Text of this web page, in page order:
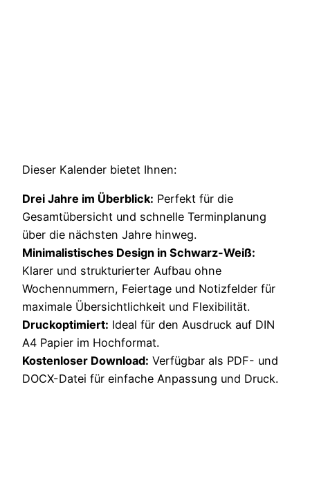
Dieser Kalender bietet Ihnen:
Drei Jahre im Überblick: Perfekt für die
Gesamtübersicht und schnelle Terminplanung
über die nächsten Jahre hinweg.
Minimalistisches Design in Schwarz-Weiß:
Klarer und strukturierter Aufbau ohne
Wochennummern, Feiertage und Notizfelder für
maximale Übersichtlichkeit und Flexibilität.
Druckoptimiert: Ideal für den Ausdruck auf DIN
A4 Papier im Hochformat.
Kostenloser Download: Verfügbar als PDF- und
DOCX-Datei für einfache Anpassung und Druck.